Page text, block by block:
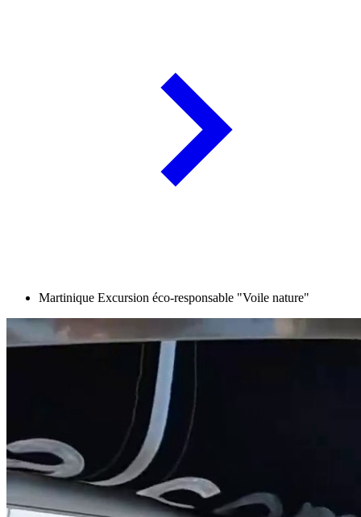
Martinique Excursion éco-responsable "Voile nature"